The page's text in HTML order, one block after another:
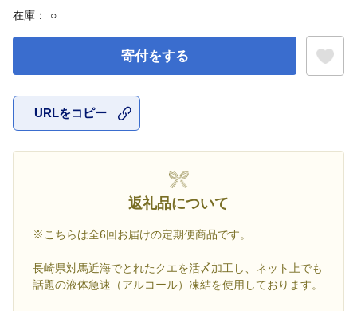
在庫： ○
寄付をする
URLをコピー
返礼品について
※こちらは全6回お届けの定期便商品です。
長崎県対馬近海でとれたクエを活〆加工し、ネット上でも
話題の液体急速（アルコール）凍結を使用しております。